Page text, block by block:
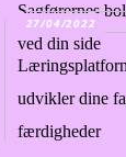
Sagførernes
ved din side
27/04/2022
udvikler dine
færdigheder